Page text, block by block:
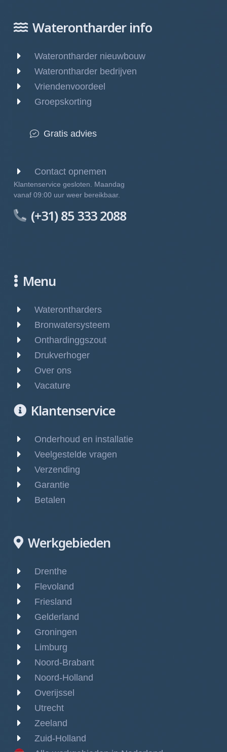
Waterontharder info
Waterontharder nieuwbouw
Waterontharder bedrijven
Vriendenvoordeel
Groepskorting
Gratis advies
Contact opnemen
Klantenservice gesloten. Maandag
vanaf 09:00 uur weer bereikbaar.
(+31) 85 333 2088
Menu
Waterontharders
Bronwatersysteem
Onthardinggszout
Drukverhoger
Over ons
Vacature
Klantenservice
Onderhoud en installatie
Veelgestelde vragen
Verzending
Garantie
Betalen
Werkgebieden
Drenthe
Flevoland
Friesland
Gelderland
Groningen
Limburg
Noord-Brabant
Noord-Holland
Overijssel
Utrecht
Zeeland
Zuid-Holland